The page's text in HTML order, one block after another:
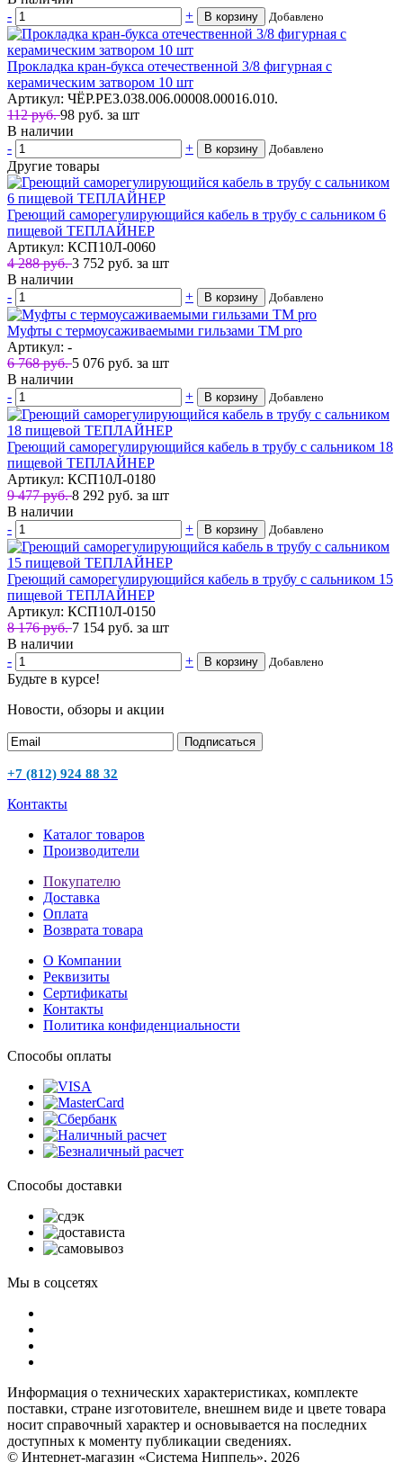
-
+ В корзину Добавлено
Прокладка кран-букса отечественной 3/8 фигурная с
керамическим затвором 10 шт
Артикул: ЧЁР.РЕЗ.038.006.00008.00016.010.
112 руб.98 руб. за шт
В наличии
-
+ В корзину Добавлено
Другие товары
Греющий саморегулирующийся кабель в трубу с сальником 6
пищевой ТЕПЛАЙНЕР
Артикул: КСП10Л-0060
4 288 руб.3 752 руб. за шт
В наличии
-
+ В корзину Добавлено
Муфты с термоусаживаемыми гильзами TM pro
Артикул: -
6 768 руб.5 076 руб. за шт
В наличии
-
+ В корзину Добавлено
Греющий саморегулирующийся кабель в трубу с сальником 18
пищевой ТЕПЛАЙНЕР
Артикул: КСП10Л-0180
9 477 руб.8 292 руб. за шт
В наличии
-
+ В корзину Добавлено
Греющий саморегулирующийся кабель в трубу с сальником 15
пищевой ТЕПЛАЙНЕР
Артикул: КСП10Л-0150
8 176 руб.7 154 руб. за шт
В наличии
-
+ В корзину Добавлено
Будьте в курсе!
Новости, обзоры и акции
Подписаться
+7 (812) 924 88 32
Контакты
Каталог товаров
Производители
Покупателю
Доставка
Оплата
Возврата товара
О Компании
Реквизиты
Сертификаты
Контакты
Политика конфиденциальности
Способы оплаты
Способы доставки
Мы в соцсетях
Информация о технических характеристиках, комплекте
поставки, стране изготовителе, внешнем виде и цвете товара
носит справочный характер и основывается на последних
доступных к моменту публикации сведениях.
© Интернет-магазин «Система Ниппель», 2026